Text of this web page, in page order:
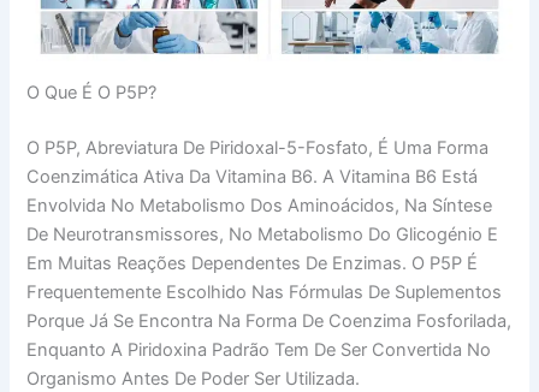
O Que É O P5P?
O P5P, Abreviatura De Piridoxal-5-Fosfato, É Uma Forma
Coenzimática Ativa Da Vitamina B6. A Vitamina B6 Está
Envolvida No Metabolismo Dos Aminoácidos, Na Síntese
De Neurotransmissores, No Metabolismo Do Glicogénio E
Em Muitas Reações Dependentes De Enzimas. O P5P É
Frequentemente Escolhido Nas Fórmulas De Suplementos
Porque Já Se Encontra Na Forma De Coenzima Fosforilada,
Enquanto A Piridoxina Padrão Tem De Ser Convertida No
Organismo Antes De Poder Ser Utilizada.